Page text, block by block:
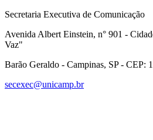
Secretaria Executiva de Comunicação
Avenida Albert Einstein, n° 901 -
Vaz"
Barão Geraldo - Campinas, SP - CEP:
secexec@unicamp.br